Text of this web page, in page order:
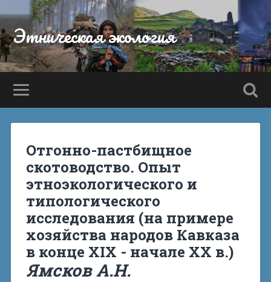
Этническая экология
Отгонно-пастбищное
скотоводство. Опыт
этноэкологического и
типологического
исследования (на примере
хозяйства народов Кавказа
в конце XIX - начале XX в.)
Ямсков А.Н.